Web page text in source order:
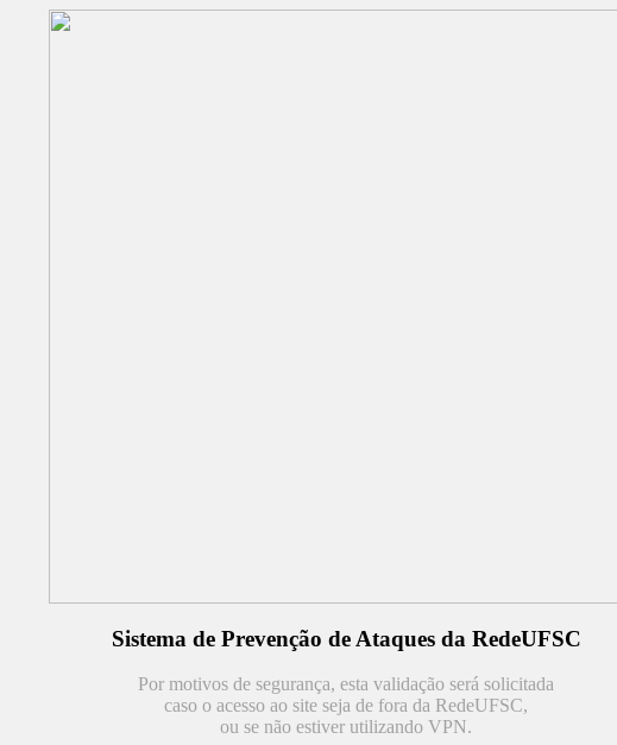
Sistema de Prevenção de Ataques da RedeUFSC
Por motivos de segurança, esta validação será solicitada
caso o acesso ao site seja de fora da RedeUFSC,
ou se não estiver utilizando VPN.